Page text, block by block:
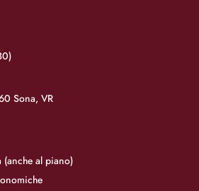
Sona, VR
al piano)